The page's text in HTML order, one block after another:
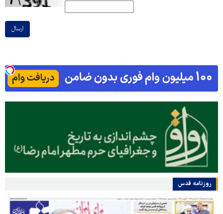
ارسال
روزنامه قدس